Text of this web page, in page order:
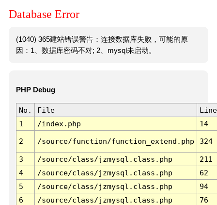
Database Error
(1040) 365建站错误警告：连接数据库失败，可能的原
因：1、数据库密码不对; 2、mysql未启动。
PHP Debug
No. File
Line
1
/index.php 14
2 /source/function/function_extend.php 324
3 /source/class/jzmysql.class.php
211
4
/source/class/jzmysql.class.php
62
5
/source/class/jzmysql.class.php
94
6
/source/class/jzmysql.class.php 76